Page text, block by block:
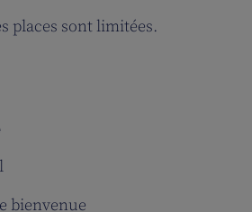
places sont limitées.
bienvenue